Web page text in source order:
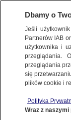
ŚWIAT
21.06.2009, 16:02
Dbamy o
Jeśli
Partnerów IAB
użytkownika i
przeglądania.
przeglądania
się
plików cookie i
Polityka
Wraz z